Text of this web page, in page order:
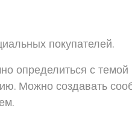
покупателей.
определиться с темой
Можно создавать